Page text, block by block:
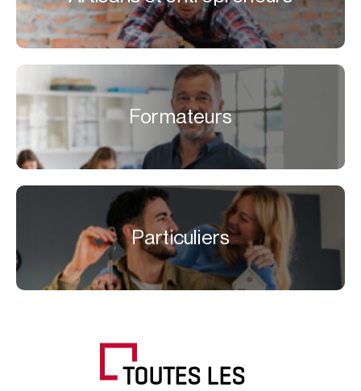
Formateurs
Particuliers
TOUTES LES